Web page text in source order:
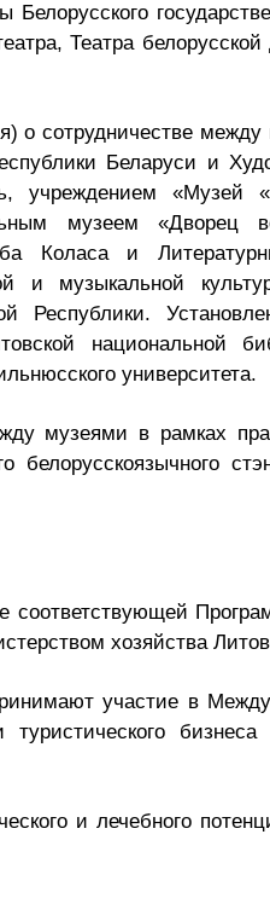
Театра
о сотрудничестве
Беларуси и
учреждением «Музей
музеем «Дворец
Коласа и
и музыкальной
Республики.
национальной
университета.
музеями в рамках
белорусскоязычного
соответствующей
хозяйства
участие в
и лечебного